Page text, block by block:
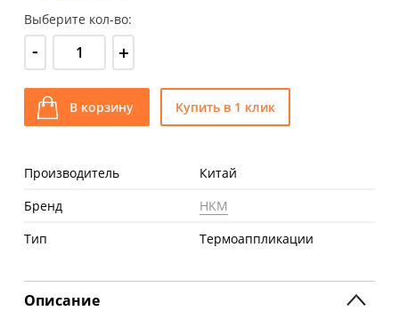
Выберите кол-во:
- +
В корзину Купить в 1 клик
Производитель
Китай
Бренд
HKM
Тип
Термоаппликации
Описание